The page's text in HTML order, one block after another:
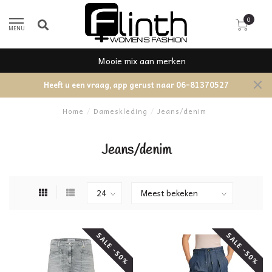
MENU
0
Mooie mix aan merken
Heeft u een vraag, app gerust naar 06-81370527
Home / Dameskleding / Jeans/denim
Jeans/denim
SALE -50% SALE -50%